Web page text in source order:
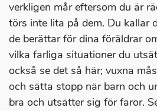
verkligen mår eftersom du är
törs inte lita på dem. Du kallar
de berättar för dina föräldrar
vilka farliga situationer du
också se det så här; vuxna
och sätta stopp när barn och
bra och utsätter sig för faror.